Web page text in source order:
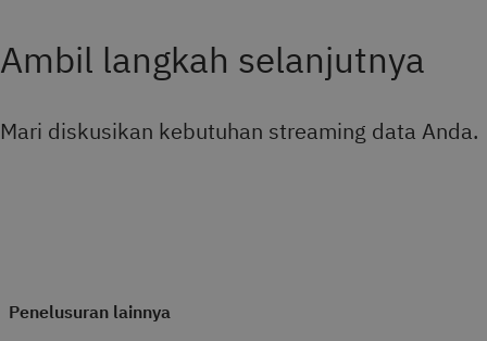
Ambil langkah selanjutnya
Mari diskusikan kebutuhan streaming data Anda.
Penelusuran lainnya